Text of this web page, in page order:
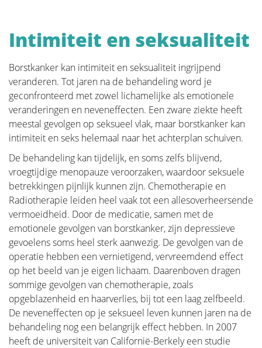
Intimiteit en seksualiteit
Borstkanker kan intimiteit en seksualiteit ingrijpend
veranderen. Tot jaren na de behandeling word je
geconfronteerd met zowel lichamelijke als emotionele
veranderingen en neveneffecten. Een zware ziekte heeft
meestal gevolgen op seksueel vlak, maar borstkanker kan
intimiteit en seks helemaal naar het achterplan schuiven.
De behandeling kan tijdelijk, en soms zelfs blijvend,
vroegtijdige menopauze veroorzaken, waardoor seksuele
betrekkingen pijnlijk kunnen zijn. Chemotherapie en
Radiotherapie leiden heel vaak tot een allesoverheersende
vermoeidheid. Door de medicatie, samen met de
emotionele gevolgen van borstkanker, zijn depressieve
gevoelens soms heel sterk aanwezig. De gevolgen van de
operatie hebben een vernietigend, vervreemdend effect
op het beeld van je eigen lichaam. Daarenboven dragen
sommige gevolgen van chemotherapie, zoals
opgeblazenheid en haarverlies, bij tot een laag zelfbeeld.
De neveneffecten op je seksueel leven kunnen jaren na de
behandeling nog een belangrijk effect hebben. In 2007
heeft de universiteit van Californië-Berkely een studie